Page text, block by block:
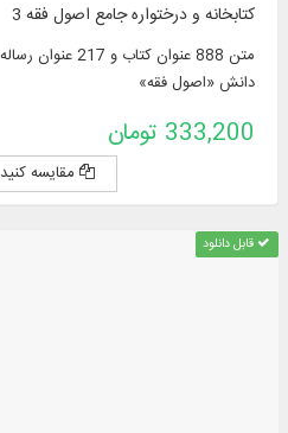
کتابخانه و درختواره جامع اصول فقه 3
دانش «اصول فقه»
333,200 تومان
مقایسه کنید
قابل دانلود